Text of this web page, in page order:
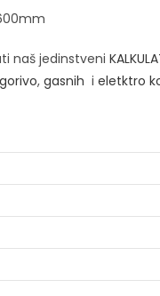
naš jedinstveni
, gasnih i eletktro